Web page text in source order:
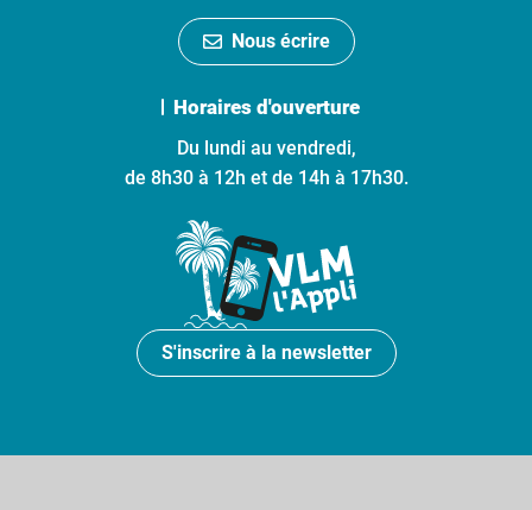
Nous écrire
Horaires d'ouverture
Du lundi au vendredi,
de 8h30 à 12h et de 14h à 17h30.
S'inscrire à la newsletter